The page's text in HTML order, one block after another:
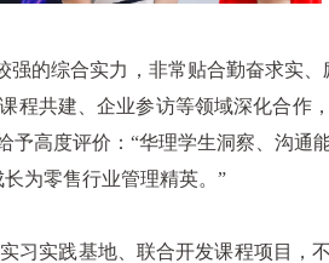
的综合实力，非常贴合勤奋求实、
程共建、企业参访等领域深化合作
高度评价：“华理学生洞察、沟通
为零售行业管理精英。”
实践基地、联合开发课程项目，